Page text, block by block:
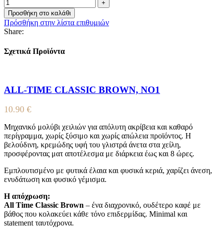
Προσθήκη στο καλάθι
Πρόσθήκη στην λίστα επιθυμιών
Share:
Σχετικά Προϊόντα
ALL-TIME CLASSIC BROWN, NO1
10.90 €
Μηχανικό μολύβι χειλιών για απόλυτη ακρίβεια και καθαρό
περίγραμμα, χωρίς ξύσιμο και χωρίς απώλεια προϊόντος. Η
βελούδινη, κρεμώδης υφή του γλιστρά άνετα στα χείλη,
προσφέροντας ματ αποτέλεσμα με διάρκεια έως και 8 ώρες.
Εμπλουτισμένο με φυτικά έλαια και φυσικά κεριά, χαρίζει άνεση,
ενυδάτωση και φυσικό γέμισμα.
Η απόχρωση:
All Time Classic Brown – ένα διαχρονικό, ουδέτερο καφέ με
βάθος που κολακεύει κάθε τόνο επιδερμίδας. Minimal και
statement ταυτόχρονα.